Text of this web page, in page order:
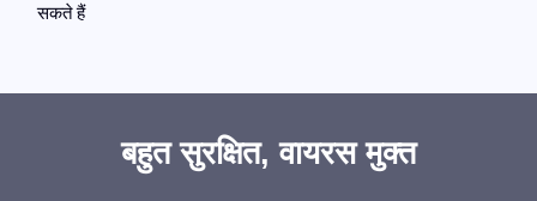
सकते हैं
बहुत सुरक्षित, वायरस मुक्त